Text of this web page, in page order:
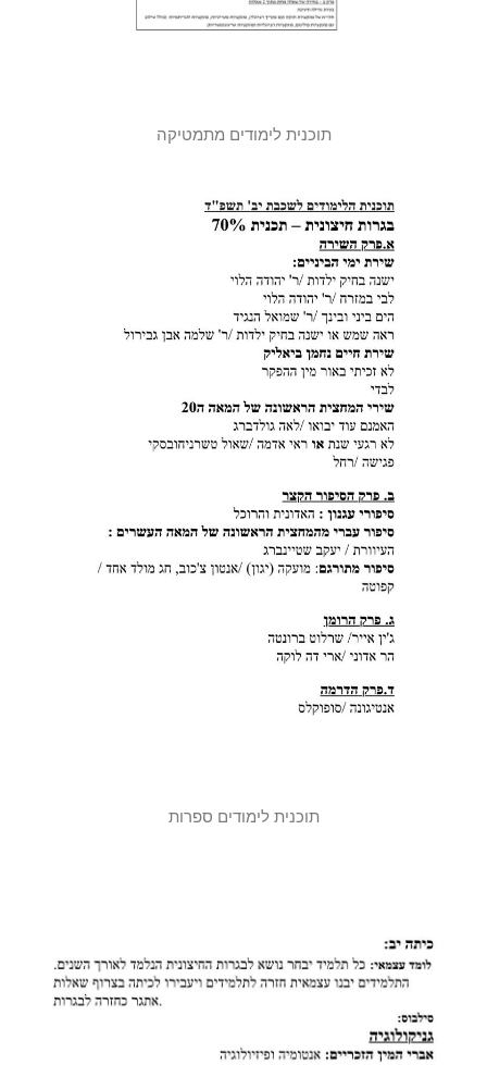
תוכנית לימודים מתמטיקה
תוכנית לימודים ספרות